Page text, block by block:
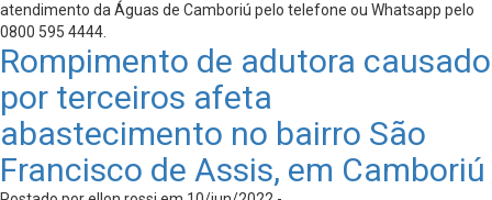
atendimento da Águas de Camboriú pelo telefone ou Whatsapp pelo
0800 595 4444.
Rompimento de adutora causado
por terceiros afeta
abastecimento no bairro São
Francisco de Assis, em Camboriú